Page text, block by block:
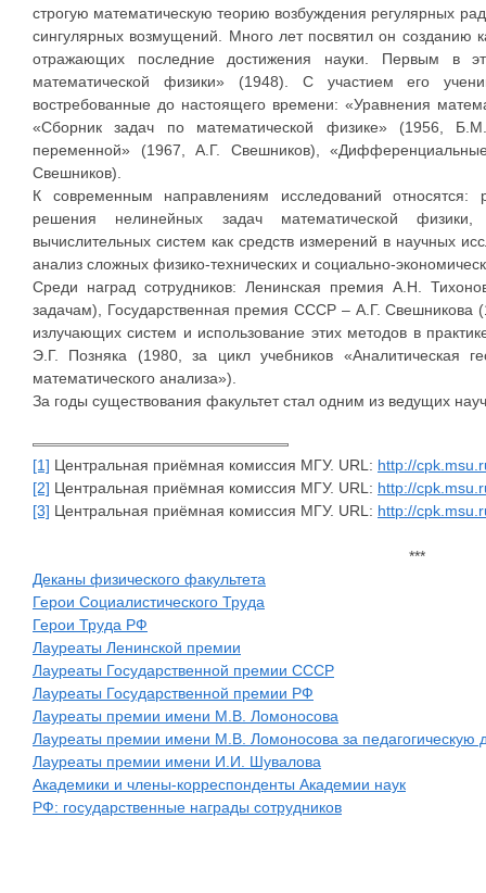
строгую математическую теорию возбуждения регулярных
сингулярных возмущений. Много лет посвятил он созданию
отражающих последние достижения науки. Первым в
математической физики» (1948). С участием его
востребованные до настоящего времени: «Уравнения
«Сборник задач по математической физике» (1956,
переменной» (1967, А.Г. Свешников),
Свешников).
К современным направлениям исследований относятся:
решения нелинейных задач математической физики,
вычислительных систем как средств измерений в научных
анализ сложных физико-технических и социально-
Среди наград сотрудников: Ленинская премия А.Н.
задачам), Государственная премия СССР – А.Г. Свешникова
излучающих систем и использование этих методов в
Э.Г. Позняка (1980, за цикл учебников «Аналитическая
математического анализа»).
За годы существования факультет стал одним из ведущих
[1] Центральная приёмная комиссия МГУ. URL: http://
[2] Центральная приёмная комиссия МГУ. URL: http://
[3] Центральная приёмная комиссия МГУ. URL: http://
***
Деканы физического факультета
Герои Социалистического Труда
Герои Труда РФ
Лауреаты Ленинской премии
Лауреаты Государственной премии СССР
Лауреаты Государственной премии РФ
Лауреаты премии имени М.В. Ломоносова
Лауреаты премии имени М.В. Ломоносова за педагогическую
Лауреаты премии имени И.И. Шувалова
Академики и члены-корреспонденты Академии наук
РФ: государственные награды сотрудников